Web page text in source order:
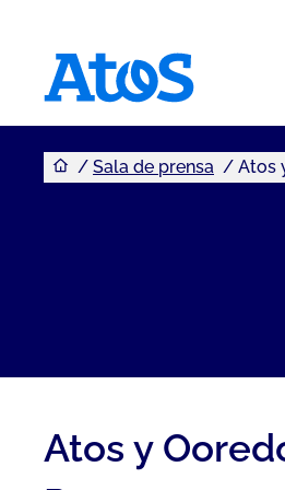
Usted se
Sala de prensa Atos
Atos y